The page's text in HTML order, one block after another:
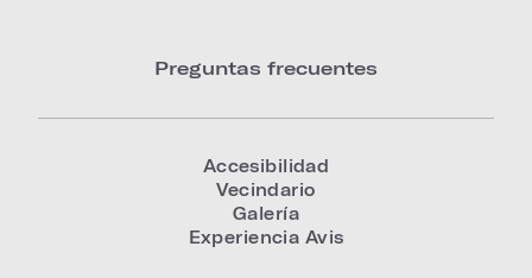
Preguntas frecuentes
Accesibilidad
Vecindario
Galería
Experiencia Avis